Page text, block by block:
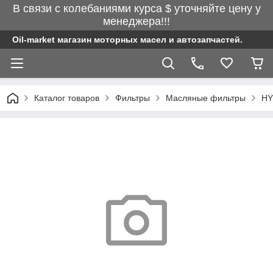
В связи с колебаниями курса $ уточняйте цену у
менеджера!!!
Oil-market магазин моторных масел и автозапчастей.
Каталог товаров Фильтры Масляные фильтры